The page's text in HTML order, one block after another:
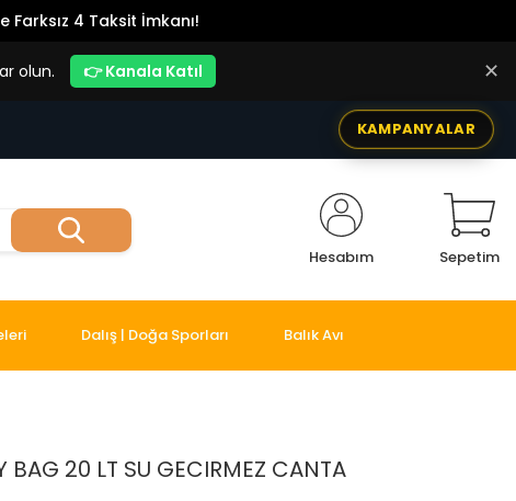
Farksız 4 Taksit İmkanı!
olun. 👉 Kanala Katıl ✕
KAMPANYALAR
Hesabım Sepetim
Dalış | Doğa Sporları Balık Avı
BAG 20 LT SU GECIRMEZ CANTA